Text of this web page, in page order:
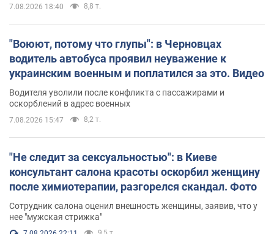
7.08.2026 18:40 8,8 т.
"Воюют, потому что глупы": в Черновцах
водитель автобуса проявил неуважение к
украинским военным и поплатился за это. Видео
Водителя уволили после конфликта с пассажирами и
оскорблений в адрес военных
7.08.2026 15:47 8,2 т.
"Не следит за сексуальностью": в Киеве
консультант салона красоты оскорбил женщину
после химиотерапии, разгорелся скандал. Фото
Сотрудник салона оценил внешность женщины, заявив, что у
нее "мужская стрижка"